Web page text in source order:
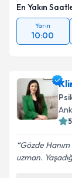
En Yakın
Yarın
10:00
5
Gözde
uzman.